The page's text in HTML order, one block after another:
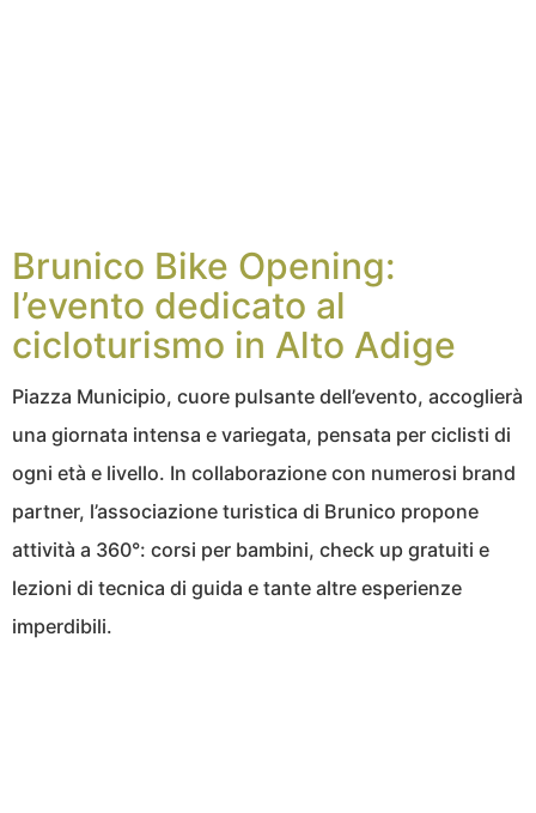
Brunico Bike Opening:
l’evento dedicato al
cicloturismo in Alto Adige
Piazza Municipio, cuore pulsante dell’evento, accoglierà
una giornata intensa e variegata, pensata per ciclisti di
ogni età e livello. In collaborazione con numerosi brand
partner, l’associazione turistica di Brunico propone
attività a 360°: corsi per bambini, check up gratuiti e
lezioni di tecnica di guida e tante altre esperienze
imperdibili.